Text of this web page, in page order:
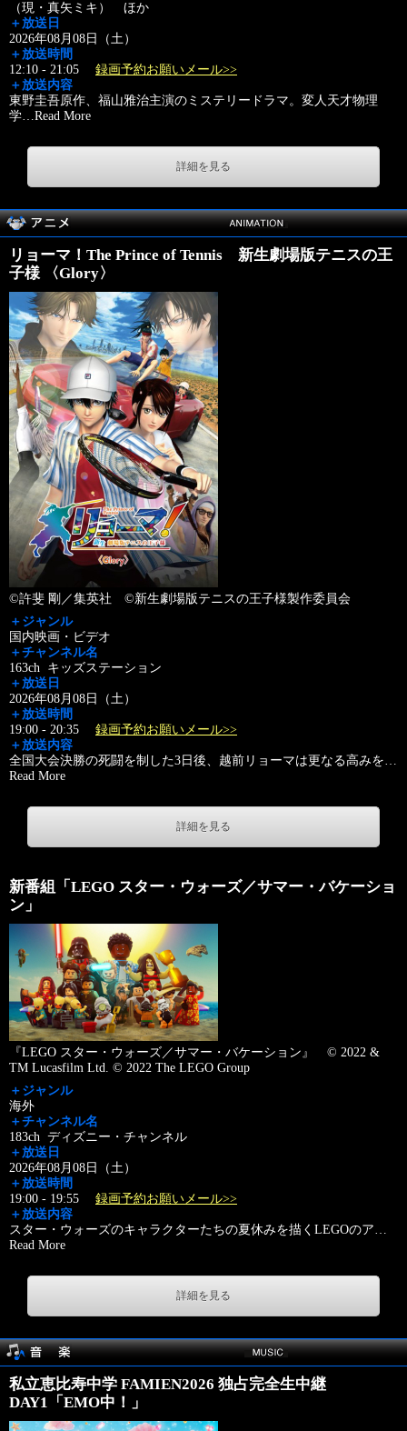
（現・真矢ミキ） ほか
＋放送日
2026年08月08日（土）
＋放送時間
12:10 - 21:05 録画予約お願いメール>>
＋放送内容
東野圭吾原作、福山雅治主演のミステリードラマ。変人天才物理
学…Read More
詳細を見る
リョーマ！The Prince of Tennis 新生劇場版テニスの王
子様 〈Glory〉
©許斐 剛／集英社 ©新生劇場版テニスの王子様製作委員会
＋ジャンル
国内映画・ビデオ
＋チャンネル名
163ch キッズステーション
＋放送日
2026年08月08日（土）
＋放送時間
19:00 - 20:35 録画予約お願いメール>>
＋放送内容
全国大会決勝の死闘を制した3日後、越前リョーマは更なる高みを…
Read More
詳細を見る
新番組「LEGO スター・ウォーズ／サマー・バケーショ
ン」
『LEGO スター・ウォーズ／サマー・バケーション』 © 2022 &
TM Lucasfilm Ltd. © 2022 The LEGO Group
＋ジャンル
海外
＋チャンネル名
183ch ディズニー・チャンネル
＋放送日
2026年08月08日（土）
＋放送時間
19:00 - 19:55 録画予約お願いメール>>
＋放送内容
スター・ウォーズのキャラクターたちの夏休みを描くLEGOのア…
Read More
詳細を見る
私立恵比寿中学 FAMIEN2026 独占完全生中継
DAY1「EMO中！」